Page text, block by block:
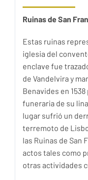
Ruinas de San
Estas ruinas
iglesia del
enclave fue
de Vandelvira y
Benavides en
funeraria de su
lugar sufrió un
terremoto de
las Ruinas de San
actos tales como
otras actividades